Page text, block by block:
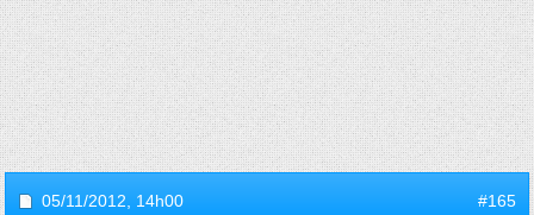
05/11/2012, 14h00 #165